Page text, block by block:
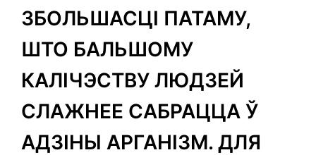
ЗБОЛЬШАСЦІ ПАТАМУ,
ШТО БАЛЬШОМУ
КАЛІЧЭСТВУ ЛЮДЗЕЙ
СЛАЖНЕЕ САБРАЦЦА Ў
АДЗІНЫ АРГАНІЗМ. ДЛЯ